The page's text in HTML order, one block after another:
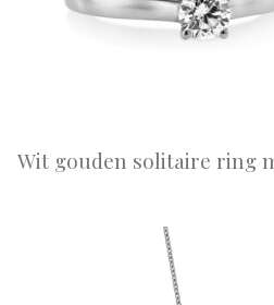
Wit gouden solitaire ring